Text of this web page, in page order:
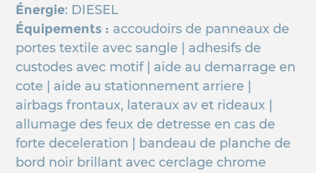
Énergie: DIESEL
Équipements : accoudoirs de panneaux de
portes textile avec sangle | adhesifs de
custodes avec motif | aide au demarrage en
cote | aide au stationnement arriere |
airbags frontaux, lateraux av et rideaux |
allumage des feux de detresse en cas de
forte deceleration | bandeau de planche de
bord noir brillant avec cerclage chrome